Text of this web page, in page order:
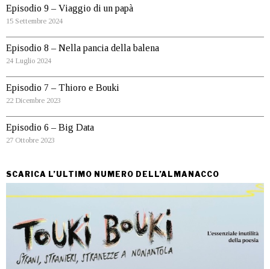
Episodio 9 – Viaggio di un papà
15 Settembre 2024
Episodio 8 – Nella pancia della balena
24 Luglio 2024
Episodio 7 – Thioro e Bouki
22 Dicembre 2023
Episodio 6 – Big Data
27 Ottobre 2023
SCARICA L’ULTIMO NUMERO DELL’ALMANACCO